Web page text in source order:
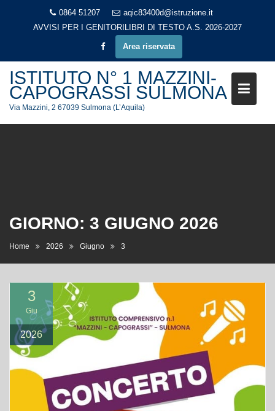
0864 51207
aqic83400d@istruzione.it
AVVISI PER I GENITORI LIBRI DI TESTO A.S. 2026-2027
Area riservata
ISTITUTO N° 1 MAZZINI-
CAPOGRASSI SULMONA
Via Mazzini, 2 67039 Sulmona (L’Aquila)
GIORNO: 3 GIUGNO 2026
Home 2026 Giugno 3
3
Giu
2026